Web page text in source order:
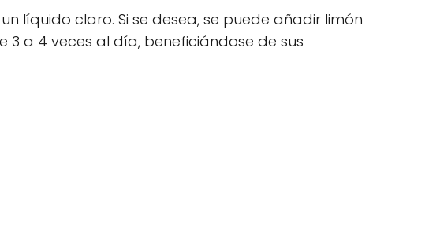
líquido claro. Si se desea, se puede añadir limón
3 a 4 veces al día, beneficiándose de sus